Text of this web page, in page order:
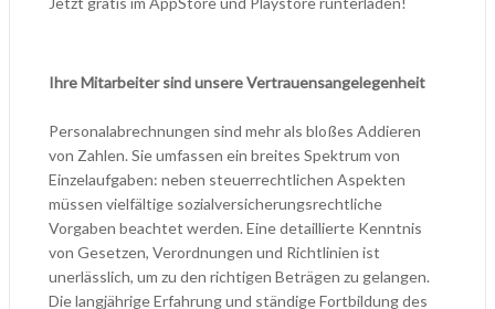
Ihre Mitarbeiter sind unsere Vertrauensangelegenheit
Personalabrechnungen sind mehr als bloßes Addieren
von Zahlen. Sie umfassen ein breites Spektrum von
Einzelaufgaben: neben steuerrechtlichen Aspekten
müssen vielfältige sozialversicherungsrechtliche
Vorgaben beachtet werden. Eine detaillierte Kenntnis
von Gesetzen, Verordnungen und Richtlinien ist
unerlässlich, um zu den richtigen Beträgen zu gelangen.
Die langjährige Erfahrung und ständige Fortbildung des